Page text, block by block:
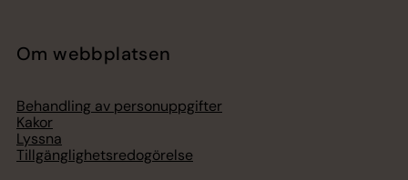
Om webbplatsen
Behandling av personuppgifter
Kakor
Lyssna
Tillgänglighetsredogörelse